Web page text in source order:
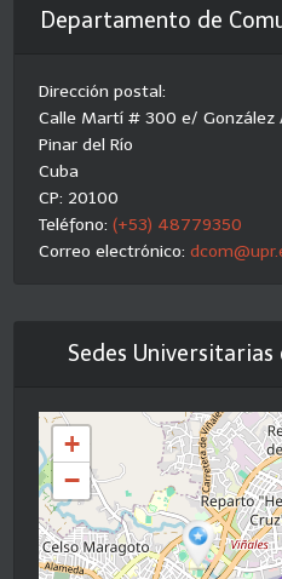
Departamento de
Dirección postal:
Calle Martí # 300 e/ González
Pinar del Río
Cuba
CP: 20100
Teléfono:(+53) 48779350
Correo electrónico:
Sedes
+
−